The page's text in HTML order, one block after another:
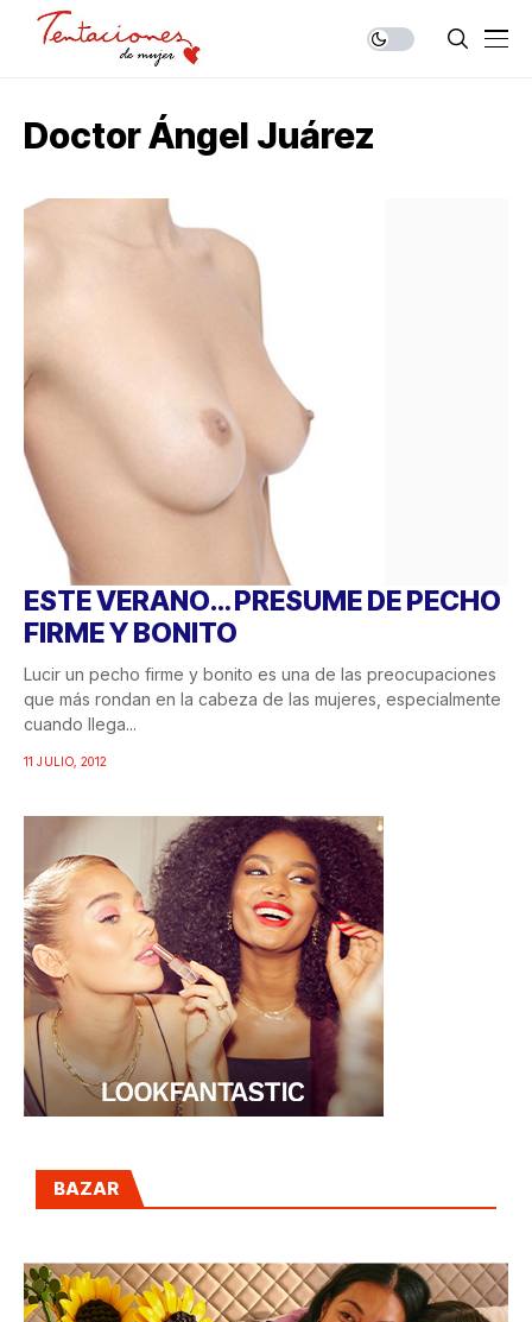
Doctor Ángel Juárez
ESTE VERANO… PRESUME DE PECHO
FIRME Y BONITO
Lucir un pecho firme y bonito es una de las preocupaciones
que más rondan en la cabeza de las mujeres, especialmente
cuando llega...
11 JULIO, 2012
BAZAR